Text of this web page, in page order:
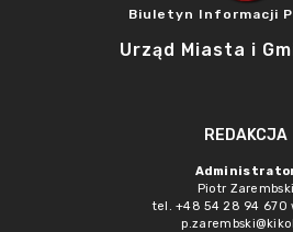
Biuletyn Informacji
Urząd Miasta i
REDAKCJA
Piotr Zarembski
tel. +48 54 28 94 670